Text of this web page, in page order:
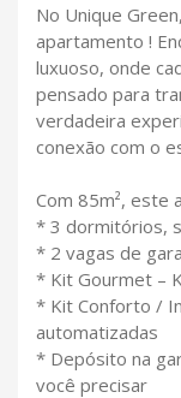
No Unique
apartamento !
luxuoso, onde
pensado para
verdadeira
conexão com o
Com 85m², este
* 3 dormitórios,
* 2 vagas de
* Kit Gourmet –
* Kit Conforto /
automatizadas
* Depósito na
você precisar